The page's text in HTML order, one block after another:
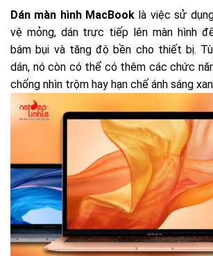
Dán màn hình MacBook là việc sử
vệ mỏng, dán trực tiếp lên màn hình
bám bụi và tăng độ bền cho thiết bị.
dán, nó còn có thể có thêm các chức
chống nhìn trộm hay hạn chế ánh sáng